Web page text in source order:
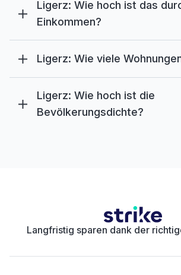
Ligerz: Wie hoch ist das
Einkommen?
Ligerz: Wie viele
Ligerz: Wie hoch ist die
Bevölkerungsdichte?
Langfristig sparen dank der